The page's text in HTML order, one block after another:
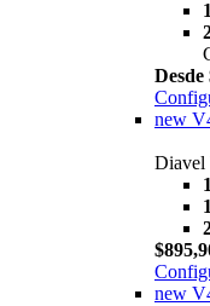
new
Diavel
new